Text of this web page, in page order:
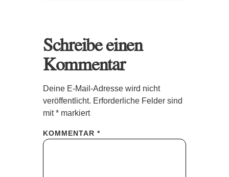
Schreibe einen
Kommentar
Deine E-Mail-Adresse wird nicht
veröffentlicht. Erforderliche Felder sind
mit* markiert
KOMMENTAR *